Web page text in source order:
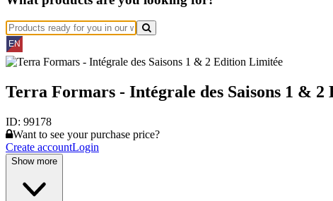
Terra Formars - Intégrale des Saisons 1 &
ID: 99178
Want to see your purchase price?
Create accountLogin
Show more